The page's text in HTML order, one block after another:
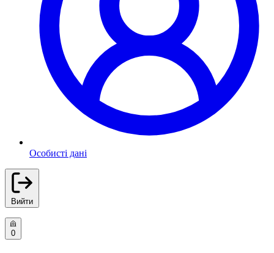
Особисті дані
Вийти
0